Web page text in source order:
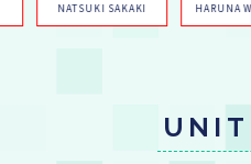
NATSUKI SAKAKI HARUNA